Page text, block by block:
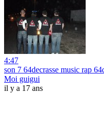
4:47
son 7 64decrasse music rap
Moi guigui
il y a 17 ans